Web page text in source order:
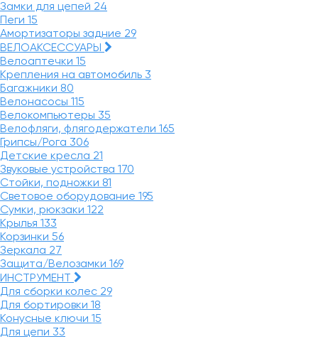
Замки для цепей 24
Пеги 15
Амортизаторы задние 29
ВЕЛОАКСЕССУАРЫ
Велоаптечки 15
Крепления на автомобиль 3
Багажники 80
Велонасосы 115
Велокомпьютеры 35
Велофляги, флягодержатели 165
Грипсы/Рога 306
Детские кресла 21
Звуковые устройства 170
Стойки, подножки 81
Световое оборудование 195
Сумки, рюкзаки 122
Крылья 133
Корзинки 56
Зеркала 27
Защита/Велозамки 169
ИНСТРУМЕНТ
Для сборки колес 29
Для бортировки 18
Конусные ключи 15
Для цепи 33